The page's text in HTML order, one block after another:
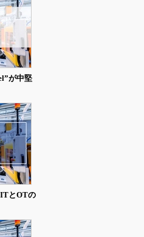
が中堅
とOTの